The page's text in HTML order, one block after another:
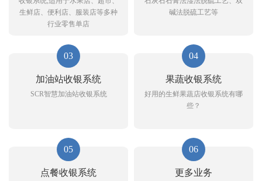
生鲜店、便利店、服装店等多种
行业零售单店
碱法脱硫工艺等
03
加油站收银系统
SCR智慧加油站收银系统
04
果蔬收银系统
好用的生鲜果蔬店收银系统有哪
些？
05
点餐收银系统
06
更多业务